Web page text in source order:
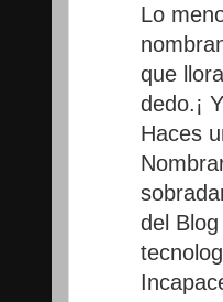
Lo
que
dedo.¡
Haces
del